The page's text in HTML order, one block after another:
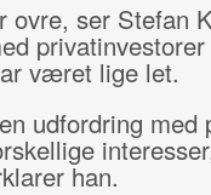
ovre, ser Stefan
privatinvestorer
været lige let.
udfordring med
han.